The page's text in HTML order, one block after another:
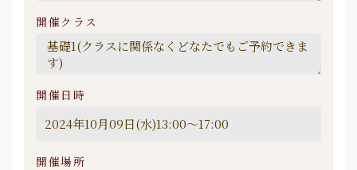
開催クラス
開催日時
開催場所